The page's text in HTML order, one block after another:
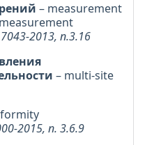
– measurement
2013, п.3.16
– multi-site
2015, п. 3.6.9